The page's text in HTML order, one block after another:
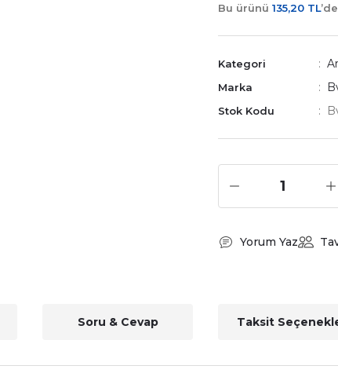
Bu ürünü 135,20 TL
Kategori
Marka
Stok Kodu
Yorum Yaz
Soru & Cevap Taksit